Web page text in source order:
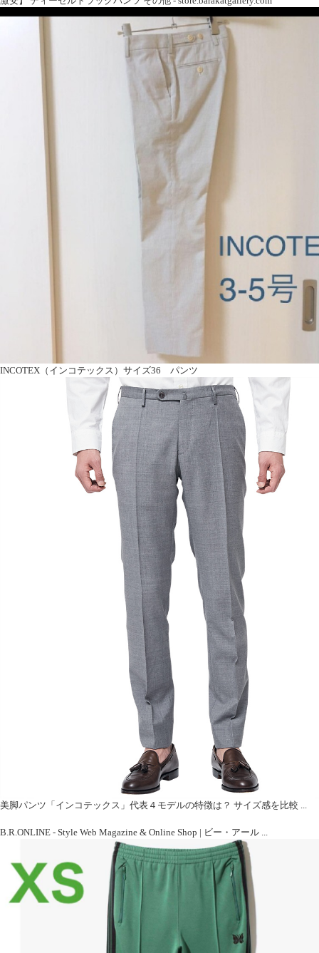
INCOTEX（インコテックス）サイズ36 パンツ
美脚パンツ「インコテックス」代表４モデルの特徴は？ サイズ感を比較 ...
B.R.ONLINE - Style Web Magazine & Online Shop | ビー・アール ...